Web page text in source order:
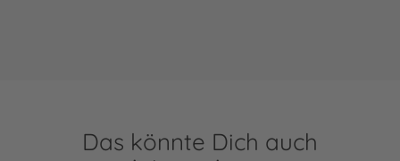
Das könnte Dich auch